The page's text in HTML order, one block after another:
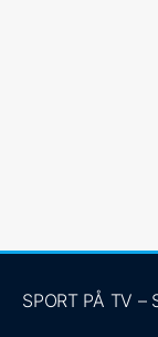
SPORT PÅ TV –